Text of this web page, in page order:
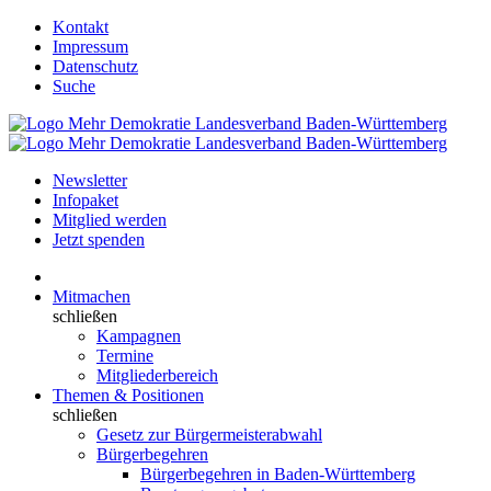
Kontakt
Impressum
Datenschutz
Suche
Newsletter
Infopaket
Mitglied werden
Jetzt spenden
Mitmachen
schließen
Kampagnen
Termine
Mitgliederbereich
Themen & Positionen
schließen
Gesetz zur Bürgermeisterabwahl
Bürgerbegehren
Bürgerbegehren in Baden-Württemberg